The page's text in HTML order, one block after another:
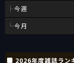
今週
今月
2026年度雑誌ラン